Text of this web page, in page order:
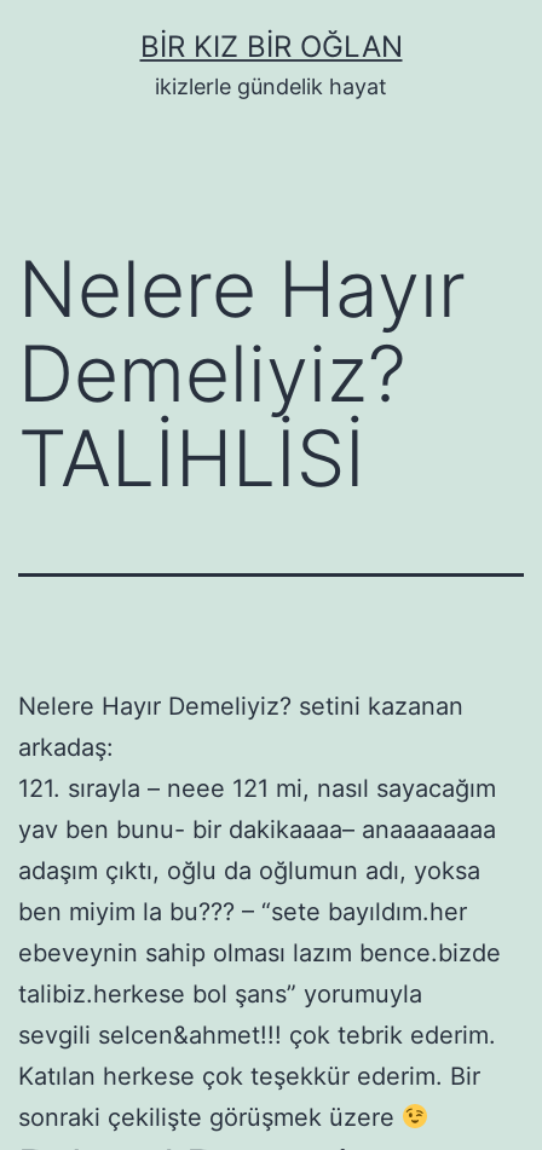
BIR KIZ BIR OĞLAN
ikizlerle gündelik hayat
Nelere Hayır
Demeliyiz?
TALİHLİSİ
Nelere Hayır Demeliyiz? setini kazanan
arkadaş:
121. sırayla – neee 121 mi, nasıl sayacağım
yav ben bunu- bir dakikaaaa– anaaaaaaaa
adaşım çıktı, oğlu da oğlumun adı, yoksa
ben miyim la bu??? – “sete bayıldım.her
ebeveynin sahip olması lazım bence.bizde
talibiz.herkese bol şans” yorumuyla
sevgili selcen&ahmet!!! çok tebrik ederim.
Katılan herkese çok teşekkür ederim. Bir
sonraki çekilişte görüşmek üzere